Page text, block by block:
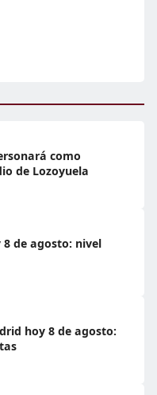
como
de Lozoyuela
de agosto: nivel
hoy 8 de agosto: